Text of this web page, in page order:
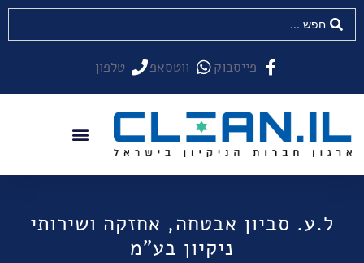
פייסבוק ווטסאפ טלפון
ל.ע. סביון אבטחה, אחזקה ושירותי
ניקיון בע"מ